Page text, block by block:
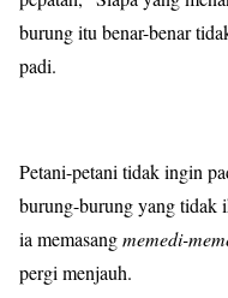
burung itu benar-benar
padi.
Petani-petani tidak ingin
burung-burung yang tidak
ia memasangmemedi-
pergi menjauh.